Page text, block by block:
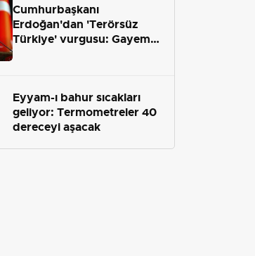
Cumhurbaşkanı
Erdoğan'dan 'Terörsüz
Türkiye' vurgusu: Gayemiz
Eyyam-ı bahur sıcakları
geliyor: Termometreler 40
dereceyi aşacak